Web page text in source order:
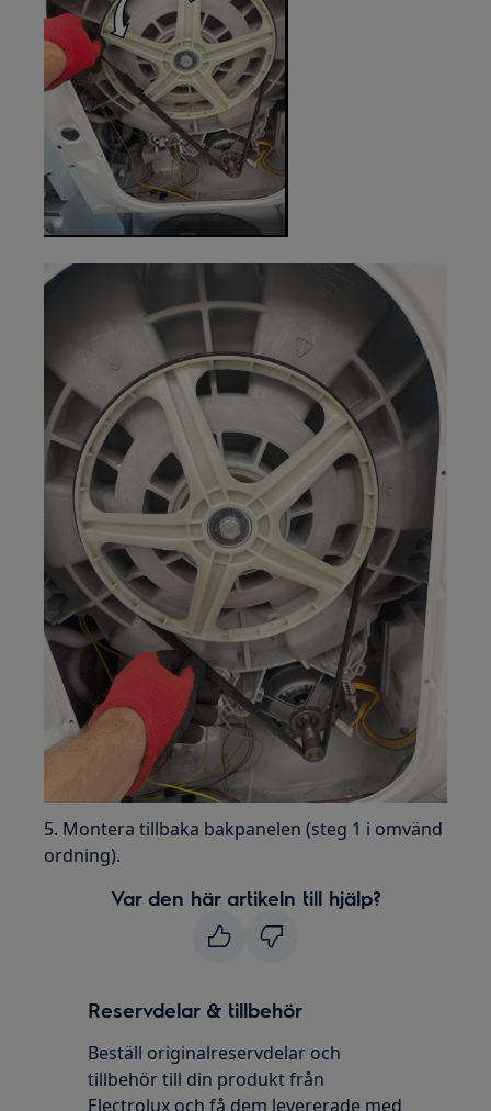
5. Montera tillbaka bakpanelen (steg 1 i omvänd
ordning).
Var den här artikeln till hjälp?
Reservdelar & tillbehör
Beställ originalreservdelar och
tillbehör till din produkt från
Electrolux och få dem levererade med